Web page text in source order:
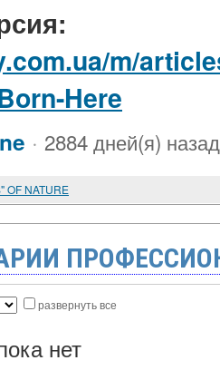
m/
Here
· 2884 дней(я) назад
OF NATURE
развернуть все
нет